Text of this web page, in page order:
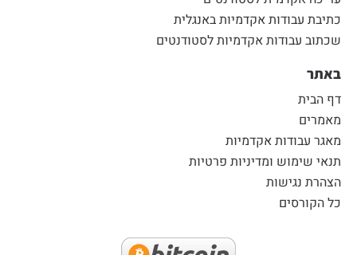
כתיבת עבודות אקדמיות באנגלית
שכתוב עבודות אקדמיות לסטודנטים
באתר
דף הבית
מאמרים
מאגר עבודות אקדמיות
תנאי שימוש ומדיניות פרטיות
הצהרת נגישות
כל הקורסים